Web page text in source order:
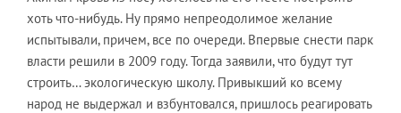
хоть что-нибудь. Ну прямо непреодолимое желание
испытывали, причем, все по очереди. Впервые снести парк
власти решили в 2009 году. Тогда заявили, что будут тут
строить… экологическую школу. Привыкший ко всему
народ не выдержал и взбунтовался, пришлось реагировать